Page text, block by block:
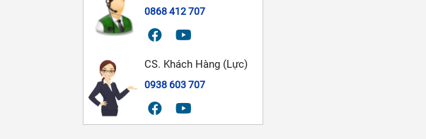
0868 412 707
CS. Khách Hàng (Lực)
0938 603 707